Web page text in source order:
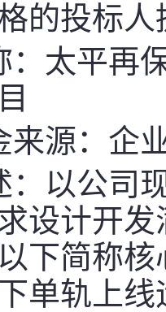
的投标
：太平再
来源：企
：以公司
设计开
下简称
单轨上